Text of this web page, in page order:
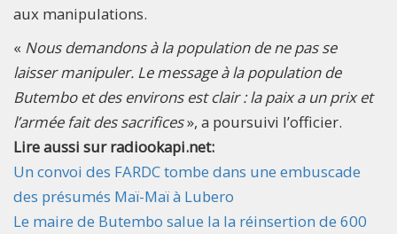
aux manipulations.
« Nous demandons à la population de ne pas se
laisser manipuler. Le message à la population de
Butembo et des environs est clair : la paix a un prix et
l’armée fait des sacrifices», a poursuivi l’officier.
Lire aussi sur radiookapi.net:
Un convoi des FARDC tombe dans une embuscade
des présumés Maï-Maï à Lubero
Le maire de Butembo salue la la réinsertion de 600